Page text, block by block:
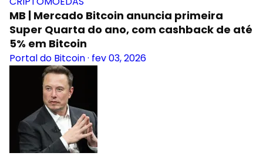
MB | Mercado Bitcoin anuncia primeira
Super Quarta do ano, com cashback de até
5% em Bitcoin
Portal do Bitcoin· fev 03, 2026